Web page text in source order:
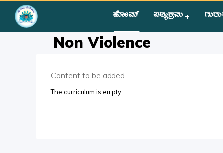
ಹೋಮ್ ಪಠ್ಯಕ್ರಮ
Students»Group III»Human Values»
Non Violence
Content to be added
The curriculum is empty